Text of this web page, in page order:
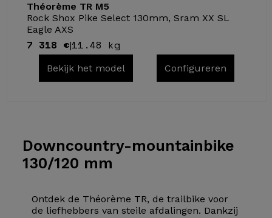
Théorème TR M5
Rock Shox Pike Select 130mm, Sram XX SL
Eagle AXS
7 318 €|11.48 kg
Bekijk het model Configureren
Downcountry-mountainbike
130/120 mm
Ontdek de Théorème TR, de trailbike voor
de liefhebbers van steile afdalingen. Dankzij